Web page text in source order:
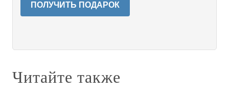
ПОЛУЧИТЬ ПОДАРОК
Читайте также